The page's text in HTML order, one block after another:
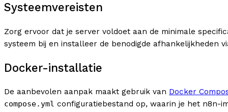
Systeemvereisten
Zorg ervoor dat je server voldoet aan de minimale
systeem bij en installeer de benodigde afhankelijkheden
Docker-installatie
De aanbevolen aanpak maakt gebruik van Docker
compose.yml configuratiebestand op, waarin je het n8n-